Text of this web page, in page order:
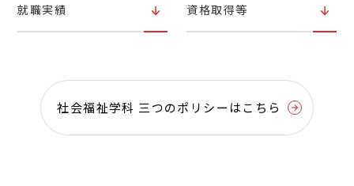
就職実績 資格取得等
社会福祉学科 三つのポリシーはこちら